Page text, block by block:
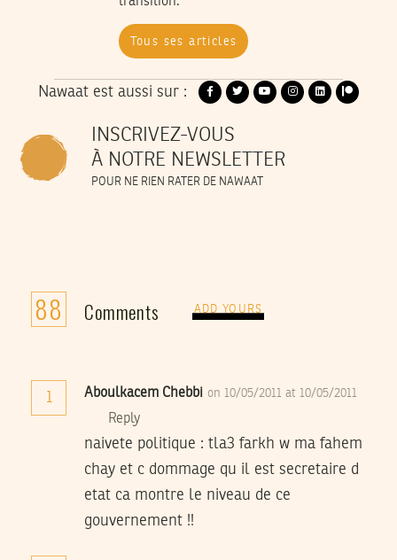
Tous ses articles
Nawaat est aussi sur :
INSCRIVEZ-VOUS
À NOTRE NEWSLETTER
POUR NE RIEN RATER DE NAWAAT
88 Comments ADD YOURS
Aboulkacem Chebbi on 10/05/2011 at 10/05/2011
Reply
naivete politique : tla3 farkh w ma fahem
chay et c dommage qu il est secretaire d
etat ca montre le niveau de ce
gouvernement !!